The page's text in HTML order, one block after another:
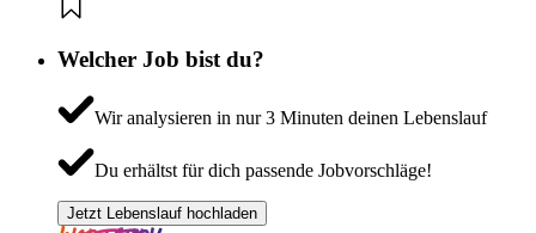
Welcher Job bist du?
Wir analysieren in nur 3 Minuten deinen Lebenslauf
Du erhältst für dich passende Jobvorschläge!
Jetzt Lebenslauf hochladen